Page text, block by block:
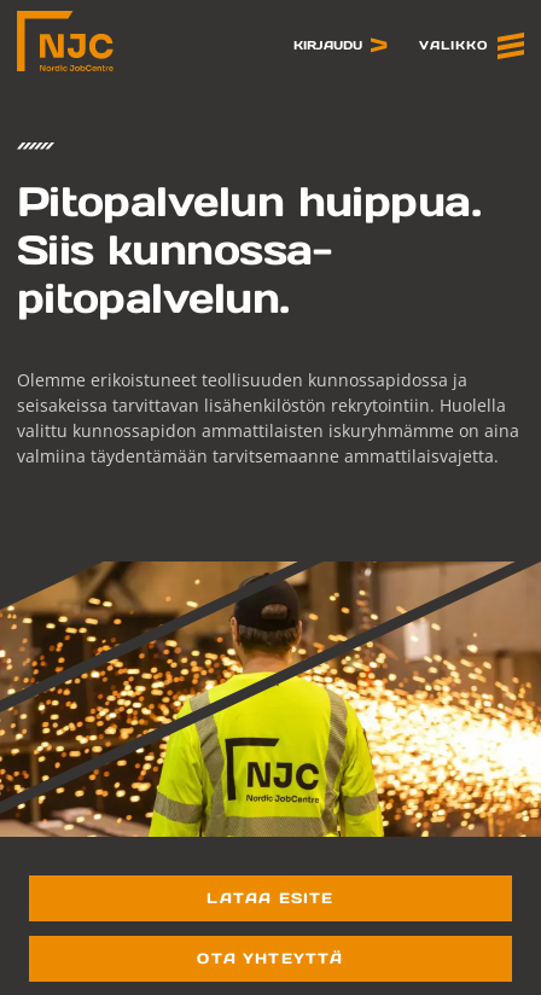
Siirry
sisältöön
KIRJAUDU VALIKKO
Pitopalvelun huippua.
Siis kunnossa­
pitopalvelun.
Olemme erikoistuneet teollisuuden kunnossapidossa ja
seisakeissa tarvittavan lisähenkilöstön rekrytointiin. Huolella
valittu kunnossapidon ammattilaisten iskuryhmämme on aina
valmiina täydentämään tarvitsemaanne ammattilaisvajetta.
LATAA ESITE
OTA YHTEYTTÄ